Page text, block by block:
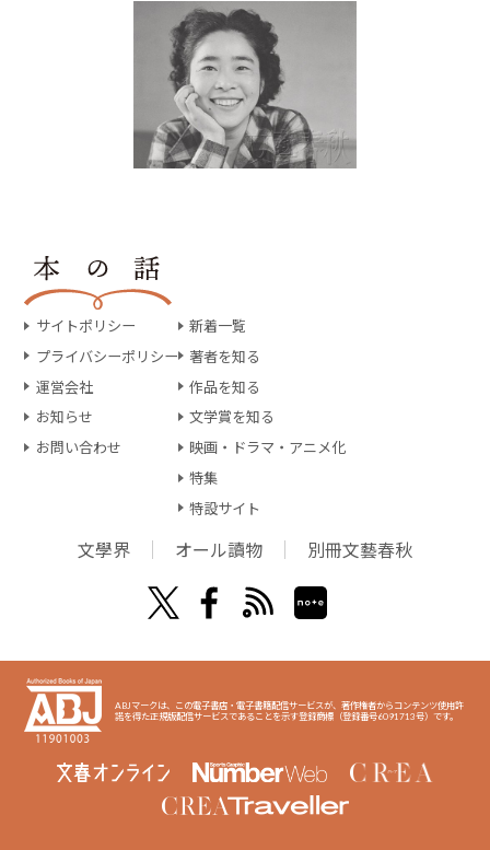
サイトポリシー
プライバシーポリシー
運営会社
お知らせ
お問い合わせ
新着一覧
著者を知る
作品を知る
文学賞を知る
映画・ドラマ・アニメ化
特集
特設サイト
文學界 オール讀物 別冊文藝春秋
ABJマークは、この電子書店・電子書籍配信サービスが、著作権者からコンテンツ使用許
諾を得た正規版配信サービスであることを示す登録商標（登録番号6091713号）です。